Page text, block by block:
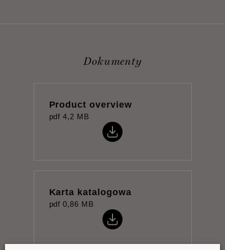
Dokumenty
Product overview
pdf 4,2 MB
Karta katalogowa
pdf 0,86 MB